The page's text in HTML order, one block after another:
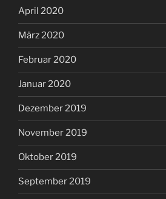
April 2020
März 2020
Februar 2020
Januar 2020
Dezember 2019
November 2019
Oktober 2019
September 2019